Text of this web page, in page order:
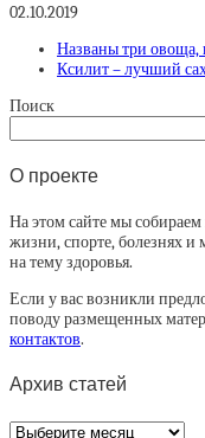
02.10.2019
Названы три овоща,
Ксилит – лучший
Поиск
О проекте
На этом сайте мы
жизни, спорте, болезнях и
на тему здоровья.
Если у вас возникли
поводу размещенных
контактов.
Архив статей
Архив